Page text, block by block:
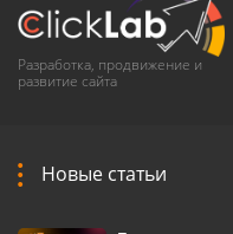
Разработка, продвижение и
развитие сайта
Новые статьи